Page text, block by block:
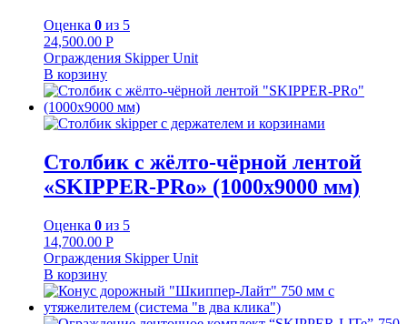
Оценка 0 из 5
24,500.00 Р
Ограждения Skipper Unit
В корзину
Столбик с жёлто-чёрной лентой
«SKIPPER-PRo» (1000х9000 мм)
Оценка 0 из 5
14,700.00 Р
Ограждения Skipper Unit
В корзину